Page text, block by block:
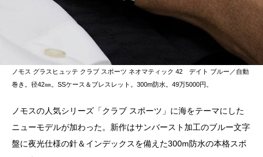
ノモス グラスヒュッテ クラブ スポーツ ネオマティック 42 デイト ブルー／自動
巻き。径42㎜。SSケース＆ブレスレット。300m防水。49万5000円。
ノモスの人気シリーズ「クラブ スポーツ」に海をテーマにした
ニューモデルが加わった。新作はサンバースト加工のブルー文字
盤に夜光仕様の針＆インデックスを備えた300m防水の本格スポ